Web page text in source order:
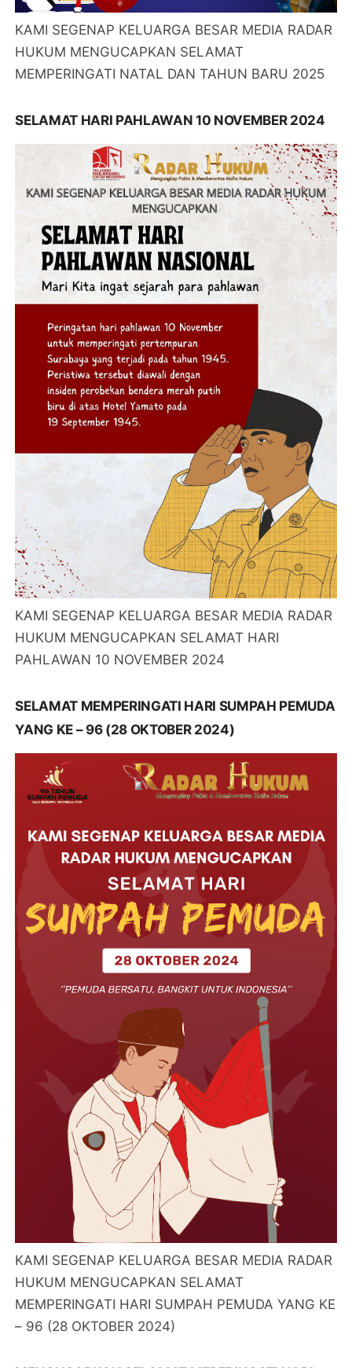
KAMI SEGENAP KELUARGA BESAR MEDIA RADAR
HUKUM MENGUCAPKAN SELAMAT
MEMPERINGATI NATAL DAN TAHUN BARU 2025
SELAMAT HARI PAHLAWAN 10 NOVEMBER 2024
KAMI SEGENAP KELUARGA BESAR MEDIA RADAR
HUKUM MENGUCAPKAN SELAMAT HARI
PAHLAWAN 10 NOVEMBER 2024
SELAMAT MEMPERINGATI HARI SUMPAH PEMUDA
YANG KE – 96 (28 OKTOBER 2024)
KAMI SEGENAP KELUARGA BESAR MEDIA RADAR
HUKUM MENGUCAPKAN SELAMAT
MEMPERINGATI HARI SUMPAH PEMUDA YANG KE
– 96 (28 OKTOBER 2024)